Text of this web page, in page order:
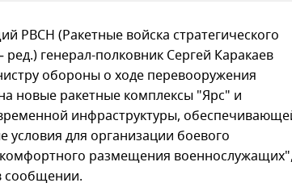
РВСН (Ракетные войска стратегического
ред.) генерал-полковник Сергей Каракаев
обороны о ходе перевооружения
новые ракетные комплексы "Ярс" и
инфраструктуры,
условия для организации боевого
размещения
сообщении.